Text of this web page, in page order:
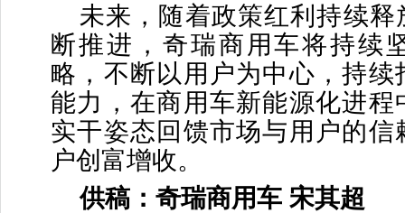
未来，随着政策红利持续释
断推进，奇瑞商用车将持续
略，不断以用户为中心，持续
能力，在商用车新能源化进程
实干姿态回馈市场与用户的信
户创富增收。
供稿：奇瑞商用车 宋其超